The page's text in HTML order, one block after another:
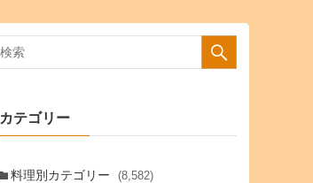
カテゴリー
料理別カテゴリー (8,582)